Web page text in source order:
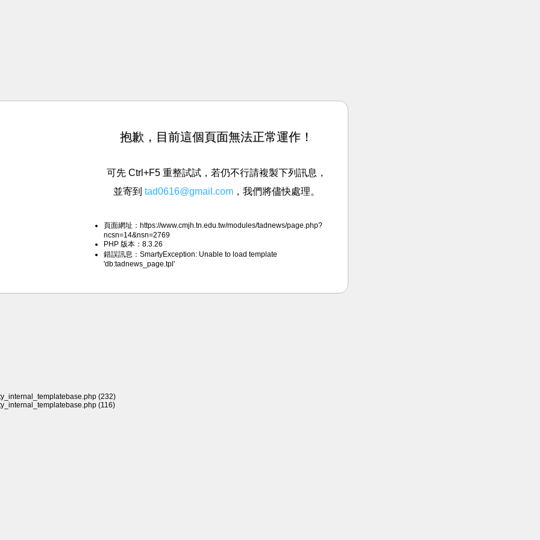
抱歉，目前這個頁面無法正常運作！
可先 Ctrl+F5 重整試試，若仍不行請複製下列訊息，
並寄到 tad0616@gmail.com，我們將儘快處理。
頁面網址：https://www.cmjh.tn.edu.tw/modules/tadnews/page.php?
ncsn=14&nsn=2769
PHP 版本：8.3.26
錯誤訊息：SmartyException: Unable to load template
'db:tadnews_page.tpl'
(232)
(116)